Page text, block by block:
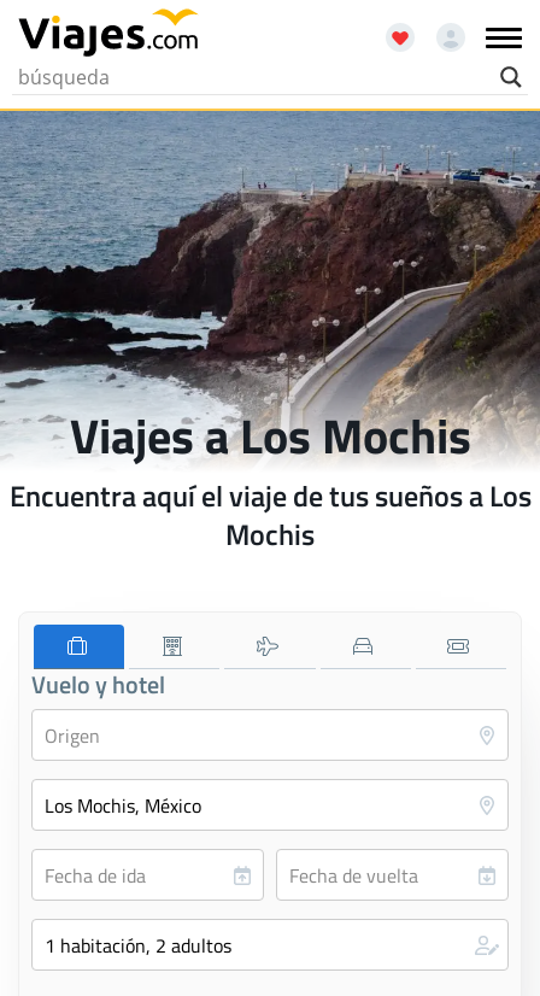
Viajes a Los Mochis
Encuentra aquí el viaje de tus sueños a Los
Mochis
Vuelo y hotel